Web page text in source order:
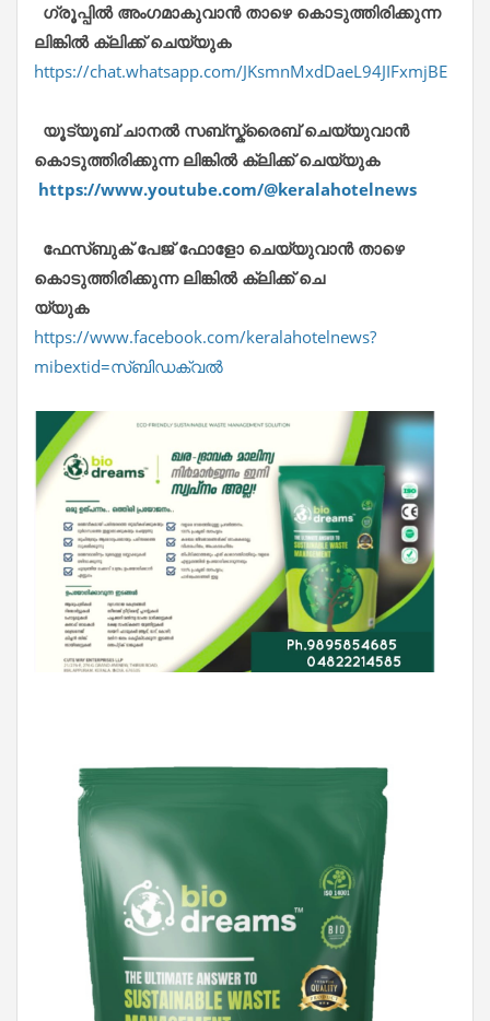
ഗ്രൂപ്പിൽ അംഗമാകുവാൻ താഴെ കൊടുത്തിരിക്കുന്ന
ലിങ്കിൽ ക്ലിക്ക് ചെയ്യുക
https://chat.whatsapp.com/JKsmnMxdDaeL94JIFxmjBE
യൂട്യൂബ് ചാനൽ സബ്സ്ക്രൈബ് ചെയ്യുവാൻ
കൊടുത്തിരിക്കുന്ന ലിങ്കിൽ ക്ലിക്ക് ചെയ്യുക
https://www.youtube.com/@keralahotelnews
ഫേസ്ബുക് പേജ് ഫോളോ ചെയ്യുവാൻ താഴെ
കൊടുത്തിരിക്കുന്ന ലിങ്കിൽ ക്ലിക്ക് ചെ
യ്യുക
https://www.facebook.com/keralahotelnews?
mibextid=സ്‌ബിഡക്വൽ